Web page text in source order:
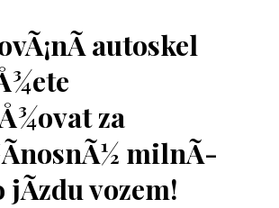
autoskel
za
milnÃ­
vozem!